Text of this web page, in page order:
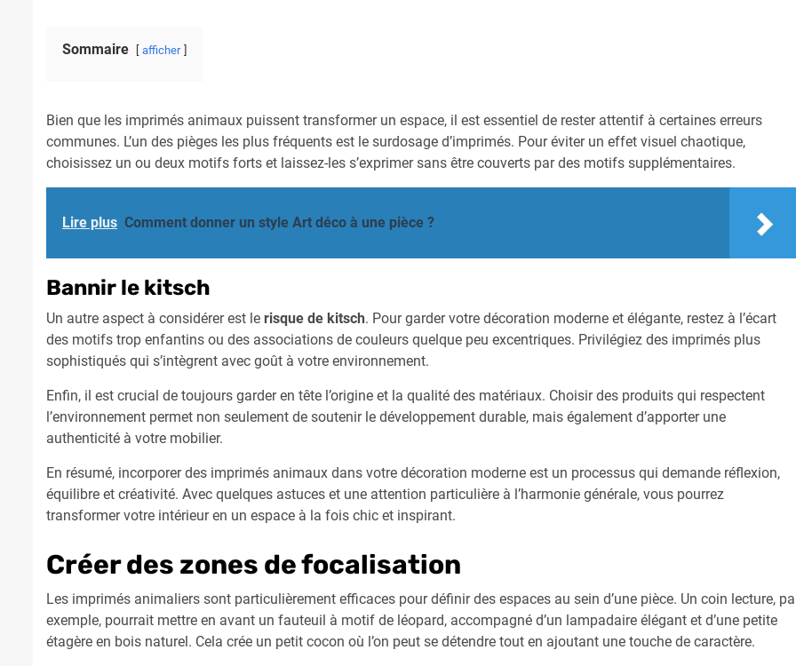
Sommaire afficher
Bien que les imprimés animaux puissent transformer un espace, il est essentiel de rester attentif à certaines erreurs
communes. L’un des pièges les plus fréquents est le surdosage d’imprimés. Pour éviter un effet visuel chaotique,
choisissez un ou deux motifs forts et laissez-les s’exprimer sans être couverts par des motifs supplémentaires.
Lire plus Comment donner un style Art déco à une pièce ?
Bannir le kitsch
Un autre aspect à considérer est le risque de kitsch. Pour garder votre décoration moderne et élégante, restez à l’écart
des motifs trop enfantins ou des associations de couleurs quelque peu excentriques. Privilégiez des imprimés plus
sophistiqués qui s’intègrent avec goût à votre environnement.
Enfin, il est crucial de toujours garder en tête l’origine et la qualité des matériaux. Choisir des produits qui respectent
l’environnement permet non seulement de soutenir le développement durable, mais également d’apporter une
authenticité à votre mobilier.
En résumé, incorporer des imprimés animaux dans votre décoration moderne est un processus qui demande réflexion,
équilibre et créativité. Avec quelques astuces et une attention particulière à l’harmonie générale, vous pourrez
transformer votre intérieur en un espace à la fois chic et inspirant.
Créer des zones de focalisation
Les imprimés animaliers sont particulièrement efficaces pour définir des espaces au sein d’une pièce. Un coin lecture,
exemple, pourrait mettre en avant un fauteuil à motif de léopard, accompagné d’un lampadaire élégant et d’une petite
étagère en bois naturel. Cela crée un petit cocon où l’on peut se détendre tout en ajoutant une touche de caractère.